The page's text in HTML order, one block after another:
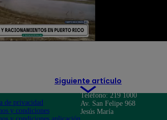
Siguiente artículo
de privacidad
y condiciones
Teléfono: 219 1000
Av. San Felipe 968
Jesús María